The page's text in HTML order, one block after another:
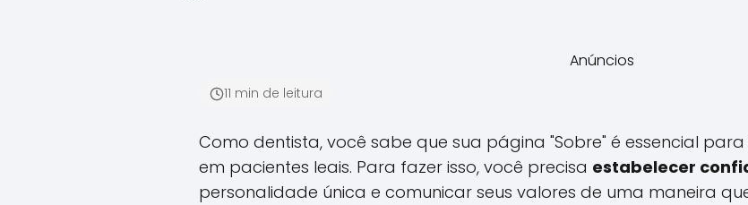
Anúncios
11 min de leitura
Como dentista, você sabe que sua página "Sobre" é essencial
em pacientes leais. Para fazer isso, você precisa estabelecer
personalidade única e comunicar seus valores de uma maneira